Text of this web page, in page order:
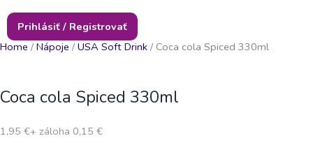
Prihlásiť / Registrovať
Home / Nápoje / USA Soft Drink / Coca cola Spiced 330ml
Coca cola Spiced 330ml
1,95 €+ záloha 0,15 €